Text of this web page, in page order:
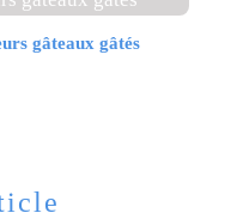
gâteaux gâtés